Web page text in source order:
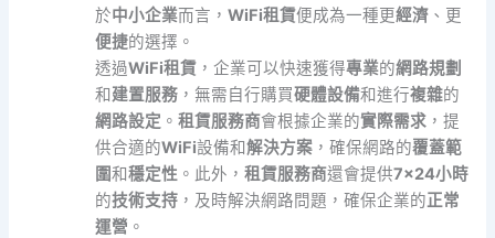
於中小企業而言，WiFi租賃便成為一種更經濟 、更
便捷的選擇。
透過WiFi租賃 ，企業可以快速獲得專業的網路規劃
和建置服務 ，無需自行購買硬體設備和進行複雜的
網路設定 。租賃服務商會根據企業的實際需求 ，提
供合適的WiFi設備和解決方案 ，確保網路的覆蓋範
圍和穩定性 。此外，租賃服務商還會提供7×24小時
的技術支持 ，及時解決網路問題，確保企業的正常
運營 。